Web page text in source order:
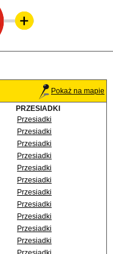
Pokaż na mapie
PRZESIADKI
Przesiadki
Przesiadki
Przesiadki
Przesiadki
Przesiadki
Przesiadki
Przesiadki
Przesiadki
Przesiadki
Przesiadki
Przesiadki